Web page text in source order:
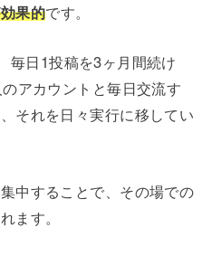
果的です。
毎日1投稿を3ヶ月間続け
アカウントと毎日交流す
それを日々実行に移してい
中することで、その場での
ます。